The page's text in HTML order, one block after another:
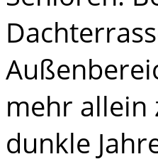
mehr allein
dunkle